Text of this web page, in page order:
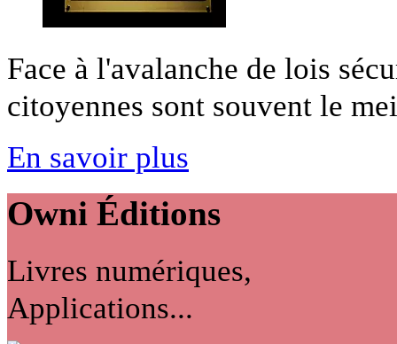
Face à l'avalanche de lois
citoyennes sont souvent le
En savoir plus
Owni Éditions
Livres numériques,
Applications...